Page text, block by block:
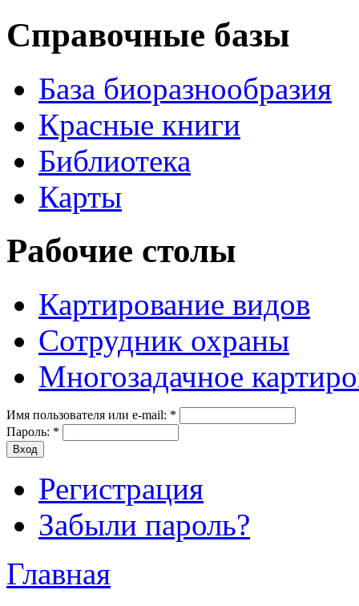
Справочные базы
База биоразнообразия
Красные книги
Библиотека
Карты
Рабочие столы
Картирование видов
Сотрудник охраны
Многозадачное
Имя пользователя или e-mail: *
Пароль: *
Регистрация
Забыли пароль?
Главная